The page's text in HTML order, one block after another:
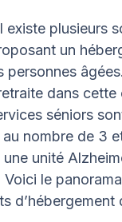
existe plusieurs
un
personnes
dans cette
séniors
au nombre de 3
unité
le